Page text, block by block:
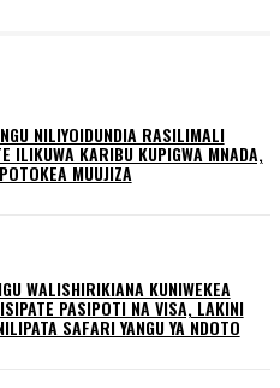
NILIYOIDUNDIA RASILIMALI
ILIKUWA KARIBU KUPIGWA MNADA,
MUUJIZA
WALISHIRIKIANA KUNIWEKEA
PASIPOTI NA VISA, LAKINI
SAFARI YANGU YA NDOTO